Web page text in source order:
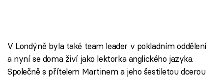
Sledujte nás
V Londýně byla také team leader v pokladním oddělení
a nyní se doma živí jako lektorka anglického jazyka.
Společně s přítelem Martinem a jeho šestiletou dcerou